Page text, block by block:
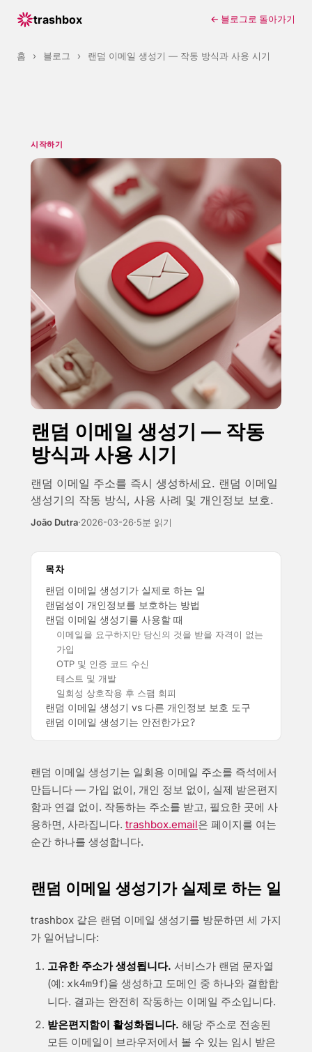
trashbox ← 블로그로 돌아가기
홈 › 블로그 › 랜덤 이메일 생성기 — 작동 방식과 사용 시기
시작하기
랜덤 이메일 생성기 — 작동
방식과 사용 시기
랜덤 이메일 주소를 즉시 생성하세요. 랜덤 이메일
생성기의 작동 방식, 사용 사례 및 개인정보 보호.
João Dutra·2026-03-26·5분 읽기
목차
랜덤 이메일 생성기가 실제로 하는 일
랜덤성이 개인정보를 보호하는 방법
랜덤 이메일 생성기를 사용할 때
이메일을 요구하지만 당신의 것을 받을 자격이 없는
가입
OTP 및 인증 코드 수신
테스트 및 개발
일회성 상호작용 후 스팸 회피
랜덤 이메일 생성기 vs 다른 개인정보 보호 도구
랜덤 이메일 생성기는 안전한가요?
랜덤 이메일 생성기는 일회용 이메일 주소를 즉석에서
만듭니다 — 가입 없이, 개인 정보 없이, 실제 받은편지
함과 연결 없이. 작동하는 주소를 받고, 필요한 곳에 사
용하면, 사라집니다. trashbox.email은 페이지를 여는
순간 하나를 생성합니다.
랜덤 이메일 생성기가 실제로 하는 일
trashbox 같은 랜덤 이메일 생성기를 방문하면 세 가지
가 일어납니다:
고유한 주소가 생성됩니다. 서비스가 랜덤 문자열
(예: xk4m9f)을 생성하고 도메인 중 하나와 결합합
니다. 결과는 완전히 작동하는 이메일 주소입니다.
받은편지함이 활성화됩니다. 해당 주소로 전송된
모든 이메일이 브라우저에서 볼 수 있는 임시 받은